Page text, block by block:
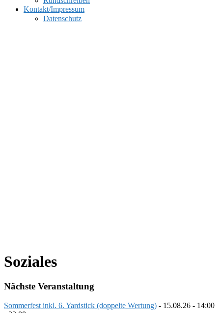
Kontakt/Impressum
Datenschutz
Soziales
Nächste Veranstaltung
Sommerfest inkl. 6. Yardstick (doppelte Wertung) - 15.08.26 - 14:00